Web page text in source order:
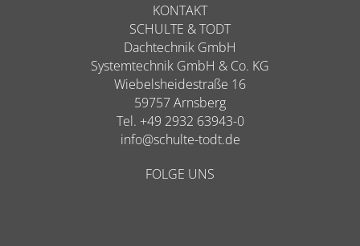
KONTAKT
SCHULTE & TODT
Dachtechnik GmbH
Systemtechnik GmbH & Co. KG
Wiebelsheidestraße 16
59757 Arnsberg
Tel. +49 2932 63943-0
info@schulte-todt.de
FOLGE UNS